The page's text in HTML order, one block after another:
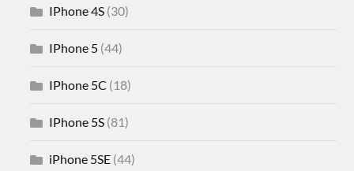
IPhone 4S (30)
IPhone 5 (44)
IPhone 5C (18)
IPhone 5S (81)
iPhone 5SE (44)